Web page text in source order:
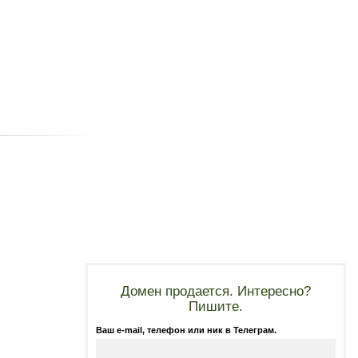
Домен продается. Интересно?
Пишите.
Ваш e-mail, телефон или ник в Телеграм.